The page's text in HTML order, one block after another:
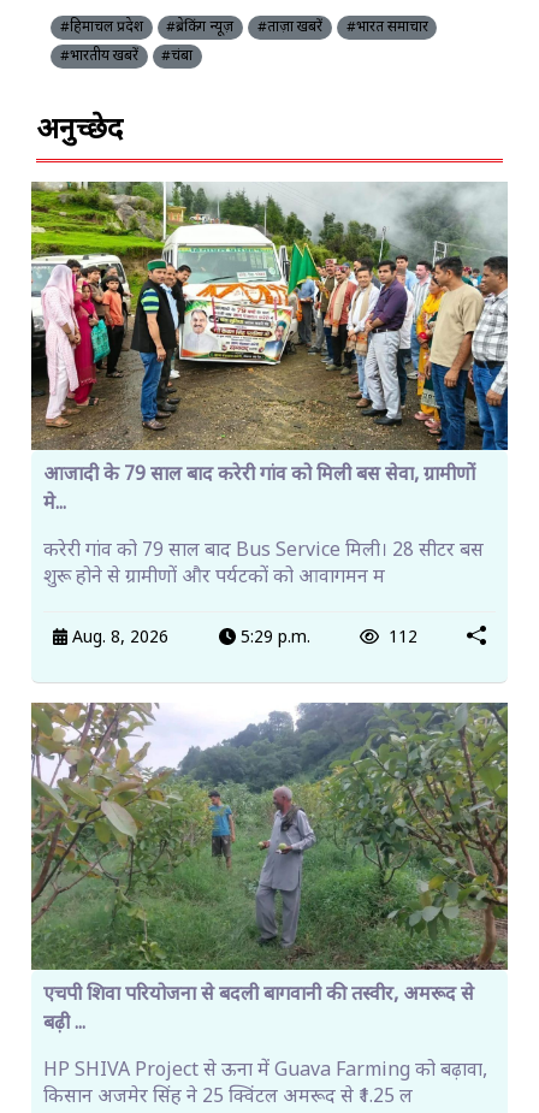
#हिमाचल प्रदेश #ब्रेकिंग न्यूज़ #ताज़ा खबरें
#भारत समाचार
#भारतीय खबरें
#चंबा
अनुच्छेद
आजादी के 79 साल बाद करेरी गांव को मिली बस सेवा, ग्रामीणों
मे...
करेरी गांव को 79 साल बाद Bus Service मिली। 28 सीटर बस
शुरू होने से ग्रामीणों और पर्यटकों को आवागमन म
Aug. 8, 2026 5:29 p.m. 112
एचपी शिवा परियोजना से बदली बागवानी की तस्वीर, अमरूद से
बढ़ी ...
HP SHIVA Project से ऊना में Guava Farming को बढ़ावा,
किसान अजमेर सिंह ने 25 क्विंटल अमरूद से ₹1.25 ल